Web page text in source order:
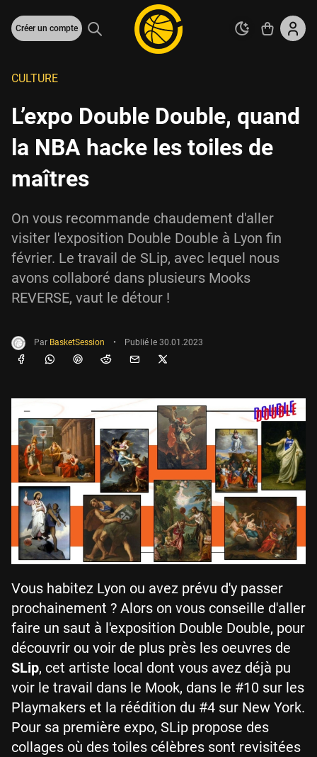
Créer un compte
CULTURE
L’expo Double Double, quand
la NBA hacke les toiles de
maîtres
On vous recommande chaudement d'aller
visiter l'exposition Double Double à Lyon fin
février. Le travail de SLip, avec lequel nous
avons collaboré dans plusieurs Mooks
REVERSE, vaut le détour !
Par BasketSession • Publié le 30.01.2023
Vous habitez Lyon ou avez prévu d'y passer
prochainement ? Alors on vous conseille d'aller
faire un saut à l'exposition Double Double, pour
découvrir ou voir de plus près les oeuvres de
SLip, cet artiste local dont vous avez déjà pu
voir le travail dans le Mook, dans le #10 sur les
Playmakers et la réédition du #4 sur New York.
Pour sa première expo, SLip propose des
collages où des toiles célèbres sont revisitées